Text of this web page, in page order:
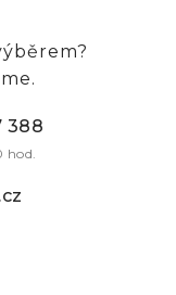
388